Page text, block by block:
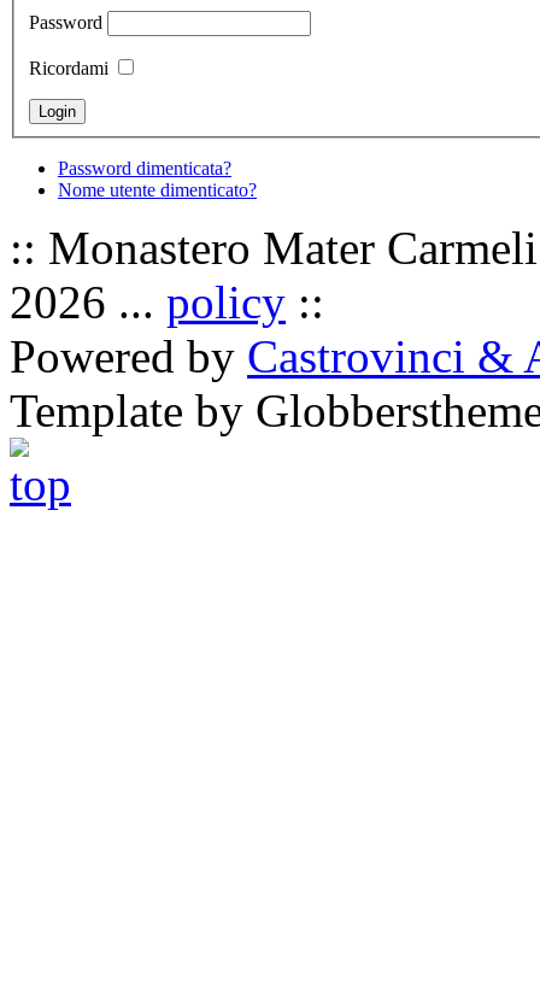
Password
Ricordami
Password dimenticata?
Nome utente dimenticato?
:: Monastero Mater
2026 ... policy ::
Powered by Castrovinci &
Template by